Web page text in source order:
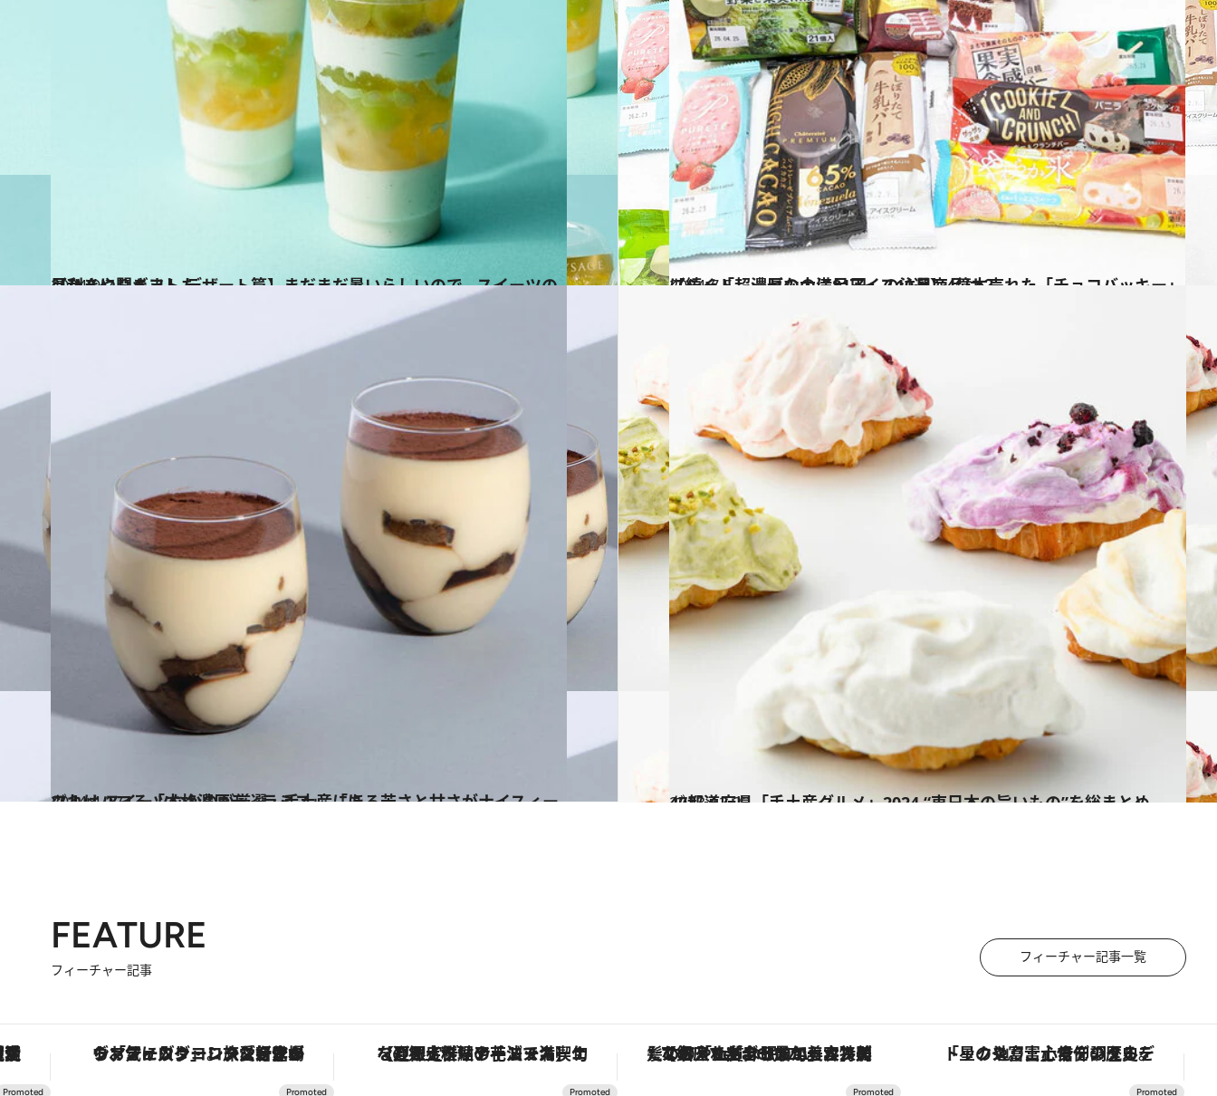
2024.9.7
【ひんやりギフト デザート篇】まだまだ暑いらしいので…スイーツの目利きに聞きました
グルメ 2024.7.5
【シャトレーゼの大満足アイス10選】4億本売れた「チョコバッキー」に続く「超濃厚なのに81円」の注目商品は？
グルメ
2024.4.17
これはハマる「本格濃厚ティラミス」 「ほろ苦さと甘さがナイスィーツ！」 スイーツなかのが厳選。手土産にも
グルメ 2023.12.22
47都道府県「手土産グルメ」2024 “東日本の旨いもの”を総まとめ
グルメ
FEATURE
フィーチャー記事
フィーチャー記事一覧
実現させたナイジェリアの自然環境の復活 ヴァシュロン・コンスタンタン「オーヴァーシーズ・オートマティック」。旅愛好家のお気に入りコレクションから、ジェンダーレスな新作が登場 【夏限定ディナーコース】旬を迎える稚鮎や花ズッキーニなどをイタリア・トスカーナの郷土料理の手法で満喫！ 【銀座で出合う最旬美容】美髪ケアや上質な眠り…セルフケアのアップデートから、特別な名入れギフトまで。大人のための「ReFa GINZA」クルーズ 「星のや富士」でデジタルデトックス。冨士信仰の歴史を辿り、心身を調える。